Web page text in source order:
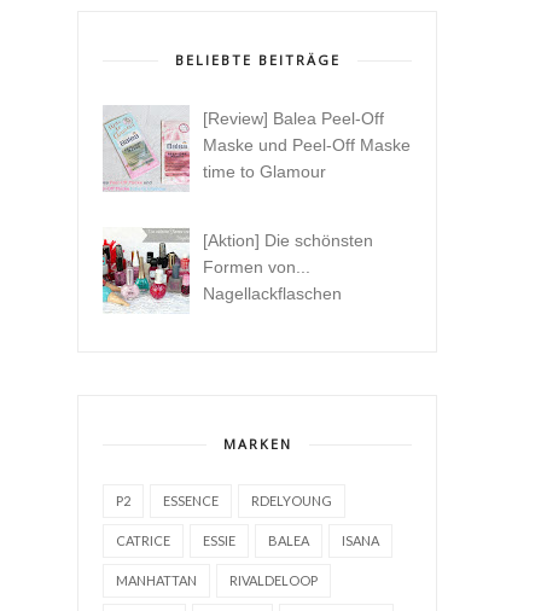
BELIEBTE BEITRÄGE
[Review] Balea Peel-Off
Maske und Peel-Off Maske
time to Glamour
[Aktion] Die schönsten
Formen von...
Nagellackflaschen
MARKEN
P2 ESSENCE RDELYOUNG
CATRICE ESSIE BALEA ISANA
MANHATTAN RIVALDELOOP